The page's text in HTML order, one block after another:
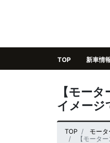
TOP 新車情
【モー
イメージ
TOP
モー
【モータ